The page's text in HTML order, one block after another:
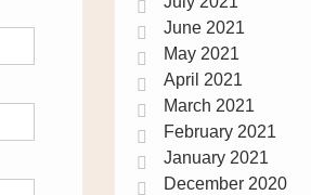
June 2021
May 2021
April 2021
March 2021
February 2021
January 2021
December 2020